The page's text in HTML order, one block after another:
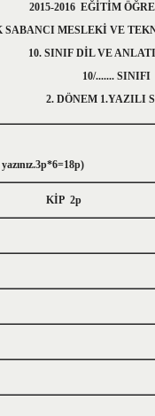
2015-2016 EĞİTİM
SABANCI MESLEKİ VE
10. SINIF DİL VE
10/....... SINIFI
2. DÖNEM 1.YAZILI
KİP 2p